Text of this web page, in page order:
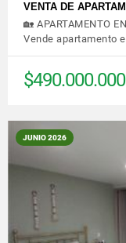
VENTA DE
🏡 APARTAMENTO
Vende apartamento
$490.000.000
JUNIO 2026